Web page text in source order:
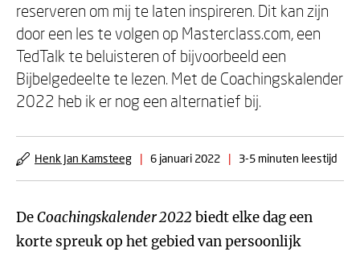
reserveren om mij te laten inspireren. Dit kan zijn
door een les te volgen op Masterclass.com, een
TedTalk te beluisteren of bijvoorbeeld een
Bijbelgedeelte te lezen. Met de Coachingskalender
2022 heb ik er nog een alternatief bij.
Henk Jan Kamsteeg | 6 januari 2022 | 3-5 minuten leestijd
DeCoachingskalender 2022 biedt elke dag een
korte spreuk op het gebied van persoonlijk